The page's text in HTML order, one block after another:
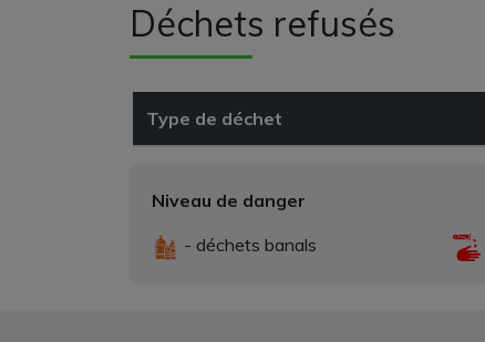
Déchets refusés
Type de déchet
Niveau de danger
- déchets banals